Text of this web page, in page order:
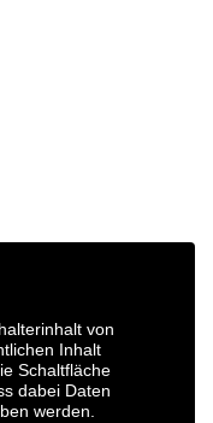
von
Inhalt
Schaltfläche
dabei Daten
werden.